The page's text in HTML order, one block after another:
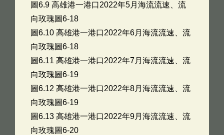
圖6.9 高雄港一港口2022年5月海流流速、流
向玫瑰圖6-18
圖6.10 高雄港一港口2022年6月海流流速、流
向玫瑰圖6-18
圖6.11 高雄港一港口2022年7月海流流速、流
向玫瑰圖6-19
圖6.12 高雄港一港口2022年8月海流流速、流
向玫瑰圖6-19
圖6.13 高雄港一港口2022年9月海流流速、流
向玫瑰圖6-20